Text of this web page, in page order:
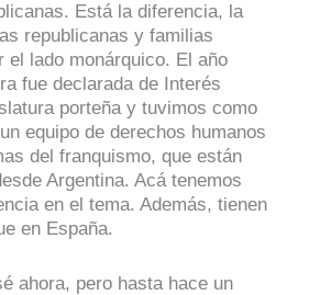
Está la diferencia, la
republicanas y familias
el lado monárquico. El año
fue declarada de Interés
porteña y tuvimos como
equipo de derechos humanos
del franquismo, que están
Argentina. Acá tenemos
en el tema. Además, tienen
en España.
ahora, pero hasta hace un